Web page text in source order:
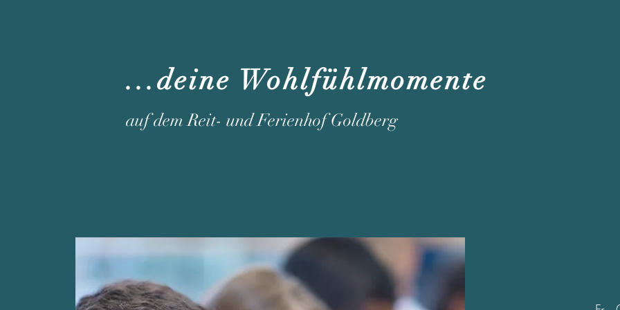
...deine Wohlfühlmomente
auf dem Reit- und Ferienhof Goldberg